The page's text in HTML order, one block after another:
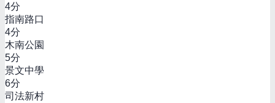
4分
指南路口
4分
木南公園
5分
景文中學
6分
司法新村